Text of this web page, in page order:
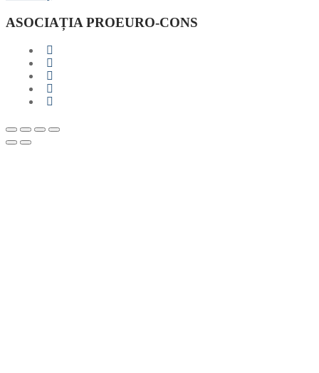
ASOCIAȚIA PROEURO-CONS